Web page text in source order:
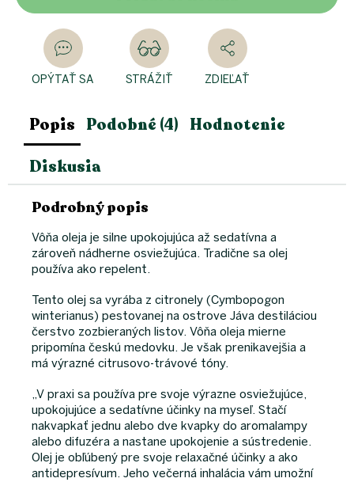
OPÝTAŤ SA STRÁŽIŤ ZDIEĽAŤ
Popis Podobné (4) Hodnotenie
Diskusia
Podrobný popis
Vôňa oleja je silne upokojujúca až sedatívna a
zároveň nádherne osviežujúca. Tradične sa olej
používa ako repelent.
Tento olej sa vyrába z citronely (Cymbopogon
winterianus) pestovanej na ostrove Jáva destiláciou
čerstvo zozbieraných listov. Vôňa oleja mierne
pripomína českú medovku. Je však prenikavejšia a
má výrazné citrusovo-trávové tóny.
„V praxi sa používa pre svoje výrazne osviežujúce,
upokojujúce a sedatívne účinky na myseľ. Stačí
nakvapkať jednu alebo dve kvapky do aromalampy
alebo difuzéra a nastane upokojenie a sústredenie.
Olej je obľúbený pre svoje relaxačné účinky a ako
antidepresívum. Jeho večerná inhalácia vám umožní